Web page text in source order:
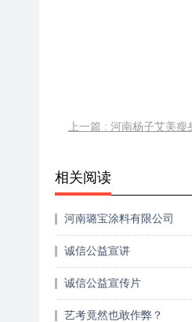
上一篇 : 河南杨子艾美瘦
相关阅读
河南璐宝涂料有限公司
诚信公益宣讲
诚信公益宣传片
艺考竟然也敢作弊？